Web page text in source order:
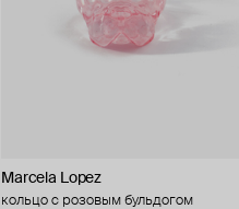
Marcela Lopez
кольцо с розовым бульдогом